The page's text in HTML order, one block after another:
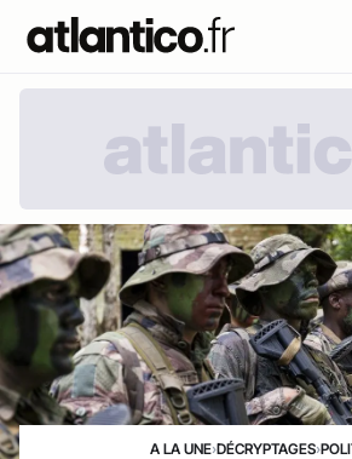
A LA UNE›DÉCRYPTAGES›